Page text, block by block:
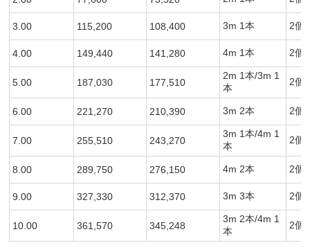
3.00 115,200 108,400 3m 1本 2個
4.00 149,440 141,280 4m 1本 2個
5.00 187,030 177,510
2m 1本/3m 1
本
2個
6.00 221,270 210,390 3m 2本 2個
7.00 255,510 243,270
3m 1本/4m 1
本
2個
8.00 289,750 276,150 4m 2本 2個
9.00 327,330 312,370 3m 3本 2個
10.00 361,570 345,248
3m 2本/4m 1
本
2個